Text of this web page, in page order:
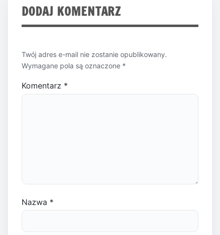
DODAJ KOMENTARZ
Twój adres e-mail nie zostanie opublikowany.
Wymagane pola są oznaczone *
Komentarz *
Nazwa *